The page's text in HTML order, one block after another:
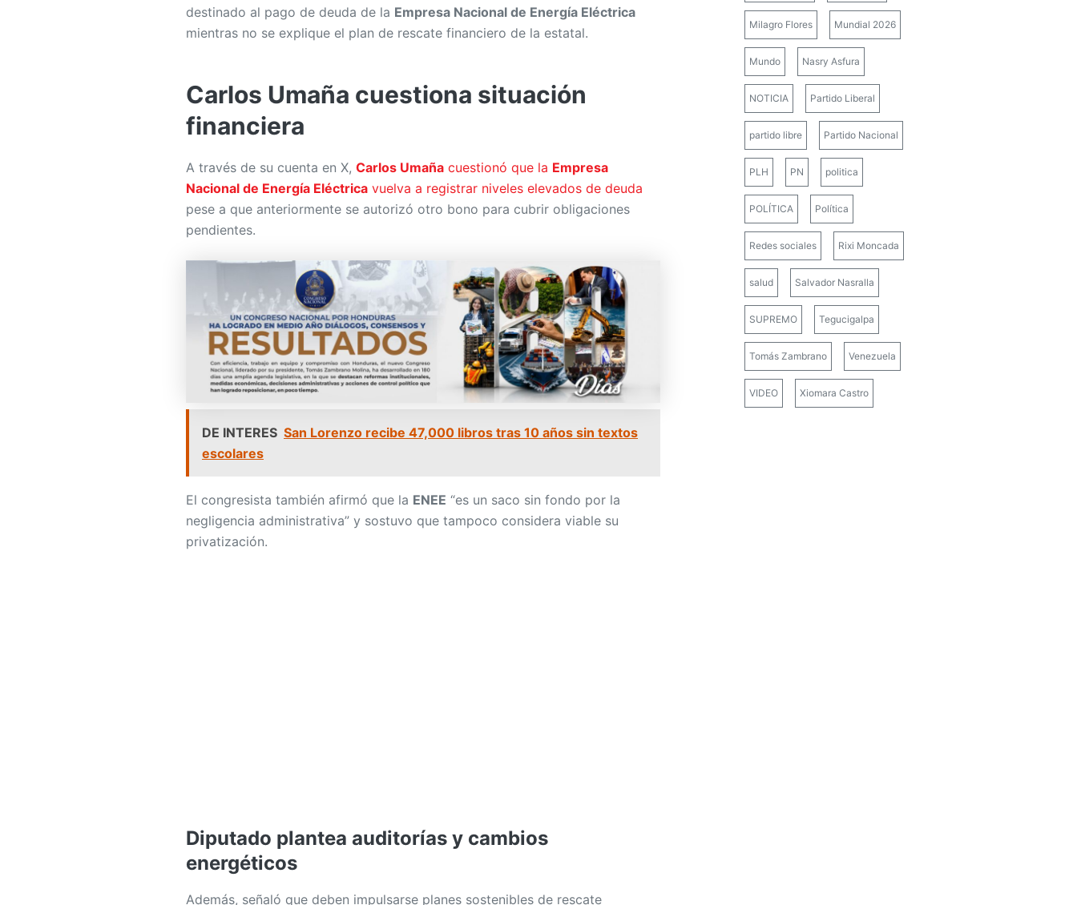
destinado al pago de deuda de la Empresa Nacional de Energía Eléctrica
mientras no se explique el plan de rescate financiero de la estatal.
Carlos Umaña cuestiona situación
financiera
A través de su cuenta en X, Carlos Umaña cuestionó que la Empresa
Nacional de Energía Eléctrica vuelva a registrar niveles elevados de deuda
pese a que anteriormente se autorizó otro bono para cubrir obligaciones
pendientes.
DE INTERES San Lorenzo recibe 47,000 libros tras 10 años sin textos
escolares
El congresista también afirmó que la ENEE “es un saco sin fondo por la
negligencia administrativa” y sostuvo que tampoco considera viable su
privatización.
Diputado plantea auditorías y cambios
energéticos
Además, señaló que deben impulsarse planes sostenibles de rescate
Milagro Flores Mundial 2026
Mundo Nasry Asfura
NOTICIA Partido Liberal
partido libre Partido Nacional
PLH PN politica
POLÍTICA Política
Redes sociales Rixi Moncada
salud Salvador Nasralla
SUPREMO Tegucigalpa
Tomás Zambrano Venezuela
VIDEO Xiomara Castro